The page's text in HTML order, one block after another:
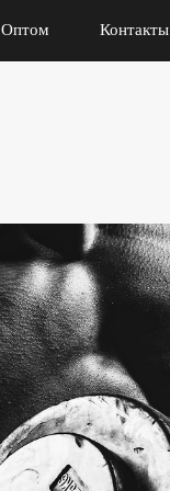
Оптом Контакты